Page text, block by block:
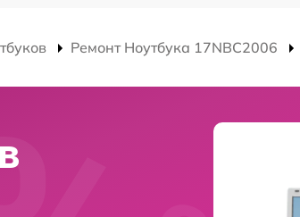
Ремонт Ноутбука 17NBC2006